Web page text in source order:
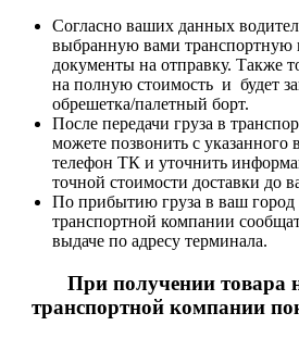
Согласно ваших данных
выбранную вами
документы на отправку. Также
на полную стоимость и будет
обрешетка/палетный борт.
После передачи груза в
можете позвонить с
телефон ТК и уточнить
точной стоимости доставки до
По прибытию груза в ваш
транспортной компании
выдаче по адресу терминала.
При получении товара
транспортной компании